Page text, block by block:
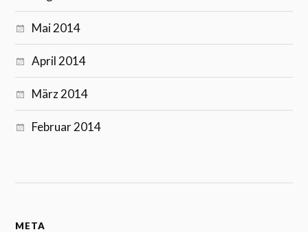
Mai 2014
April 2014
März 2014
Februar 2014
META